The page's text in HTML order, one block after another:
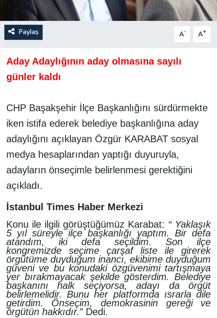
Paylaş A- A+
Aday Adaylığının aday olmasına sayılı
günler kaldı
CHP Başakşehir İlçe Başkanlığını sürdürmekte
iken istifa ederek belediye başkanlığına aday
adaylığını açıklayan Özgür KARABAT sosyal
medya hesaplarından yaptığı duyuruyla,
adayların önseçimle belirlenmesi gerektiğini
açıkladı.
İstanbul Times Haber Merkezi
Konu ile ilgili görüştüğümüz Karabat: “ Yaklaşık
5 yıl süreyle ilçe başkanlığı yaptım. Bir defa
atandım, iki defa seçildim. Son ilçe
kongremizde seçime çarşaf liste ile girerek
örgütüme duyduğum inancı, ekibime duyduğum
güveni ve bu konudaki özgüvenimi tartışmaya
yer bırakmayacak şekilde gösterdim. Belediye
başkanını halk seçiyorsa, adayı da örgüt
belirlemelidir. Bunu her platformda ısrarla dile
getirdim. Önseçim, demokrasinin gereği ve
örgütün hakkıdır.” Dedi.